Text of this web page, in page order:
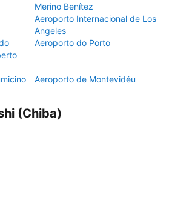
Merino Benítez
Aeroporto Internacional de Los
Angeles
Aeroporto do Porto
Aeroporto de Montevidéu
(Chiba)